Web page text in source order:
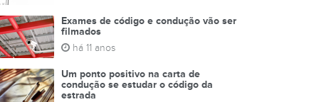
Exames de código e condução vão ser
filmados
há 11 anos
Um ponto positivo na carta de
condução se estudar o código da
estrada